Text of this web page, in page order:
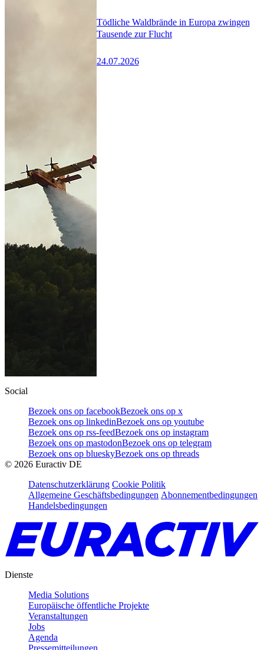
Tödliche Waldbrände in Europa zwingen
Tausende zur Flucht
24.07.2026
Social
Bezoek ons op facebookBezoek ons op x
Bezoek ons op linkedinBezoek ons op youtube
Bezoek ons op rss-feedBezoek ons op instagram
Bezoek ons op mastodonBezoek ons op telegram
Bezoek ons op blueskyBezoek ons op threads
© 2026 Euractiv DE
Datenschutzerklärung Cookie Politik
Allgemeine Geschäftsbedingungen Abonnementbedingungen
Handelsbedingungen
Dienste
Media Solutions
Europäische öffentliche Projekte
Veranstaltungen
Jobs
Agenda
Pressemitteilungen